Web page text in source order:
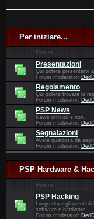
Per iniziare...
Forum
Presentazioni
Qui potete presentarvi
Forum moderator:
Regolamento
Qui potete trovare le
Forum moderator:
PSP News
News ufficiali e non.
Forum moderator:
Segnalazioni
Avete qualcosa da
Forum moderator:
PSP Hardware &
Forum
PSP Hacking
Luogo dove gli utenti
software e hardware.
Forum moderator: